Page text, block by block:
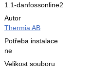
1.1-danfossonline2
Autor
Thermia AB
Potřeba instalace
ne
Velikost souboru